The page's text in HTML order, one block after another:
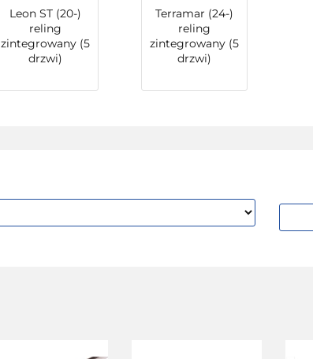
Leon ST (20-)
reling
zintegrowany (5
drzwi)
Terramar (24-)
reling
zintegrowany (5
drzwi)